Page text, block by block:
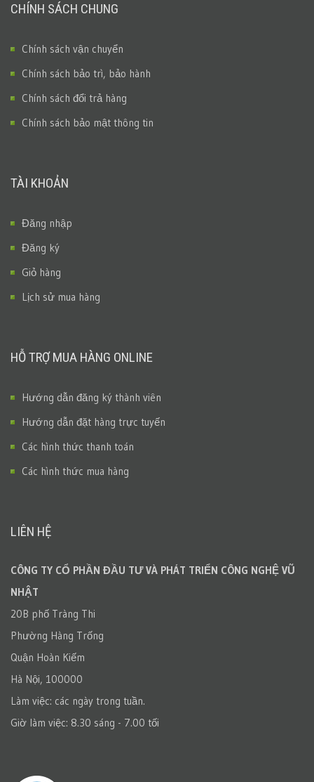
CHÍNH SÁCH CHUNG
Chính sách vận chuyển
Chính sách bảo trì, bảo hành
Chính sách đổi trả hàng
Chính sách bảo mật thông tin
TÀI KHOẢN
Đăng nhập
Đăng ký
Giỏ hàng
Lịch sử mua hàng
HỖ TRỢ MUA HÀNG ONLINE
Hướng dẫn đăng ký thành viên
Hướng dẫn đặt hàng trực tuyến
Các hình thức thanh toán
Các hình thức mua hàng
LIÊN HỆ
CÔNG TY CỔ PHẦN ĐẦU TƯ VÀ PHÁT TRIỂN CÔNG NGHỆ VŨ
NHẬT
20B phố Tràng Thi
Phường Hàng Trống
Quận Hoàn Kiếm
Hà Nội, 100000
Làm việc: các ngày trong tuần.
Giờ làm việc: 8.30 sáng - 7.00 tối